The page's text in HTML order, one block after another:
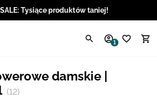
SALE: Tysiące produktów taniej!
1
damskie |
(12)
Angielski / USD